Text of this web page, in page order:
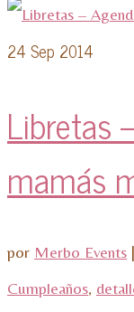
24 Sep 2014
Libretas
mamás
por Merbo Events |
Cumpleaños,